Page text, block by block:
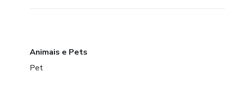
Animais e Pets
Pet